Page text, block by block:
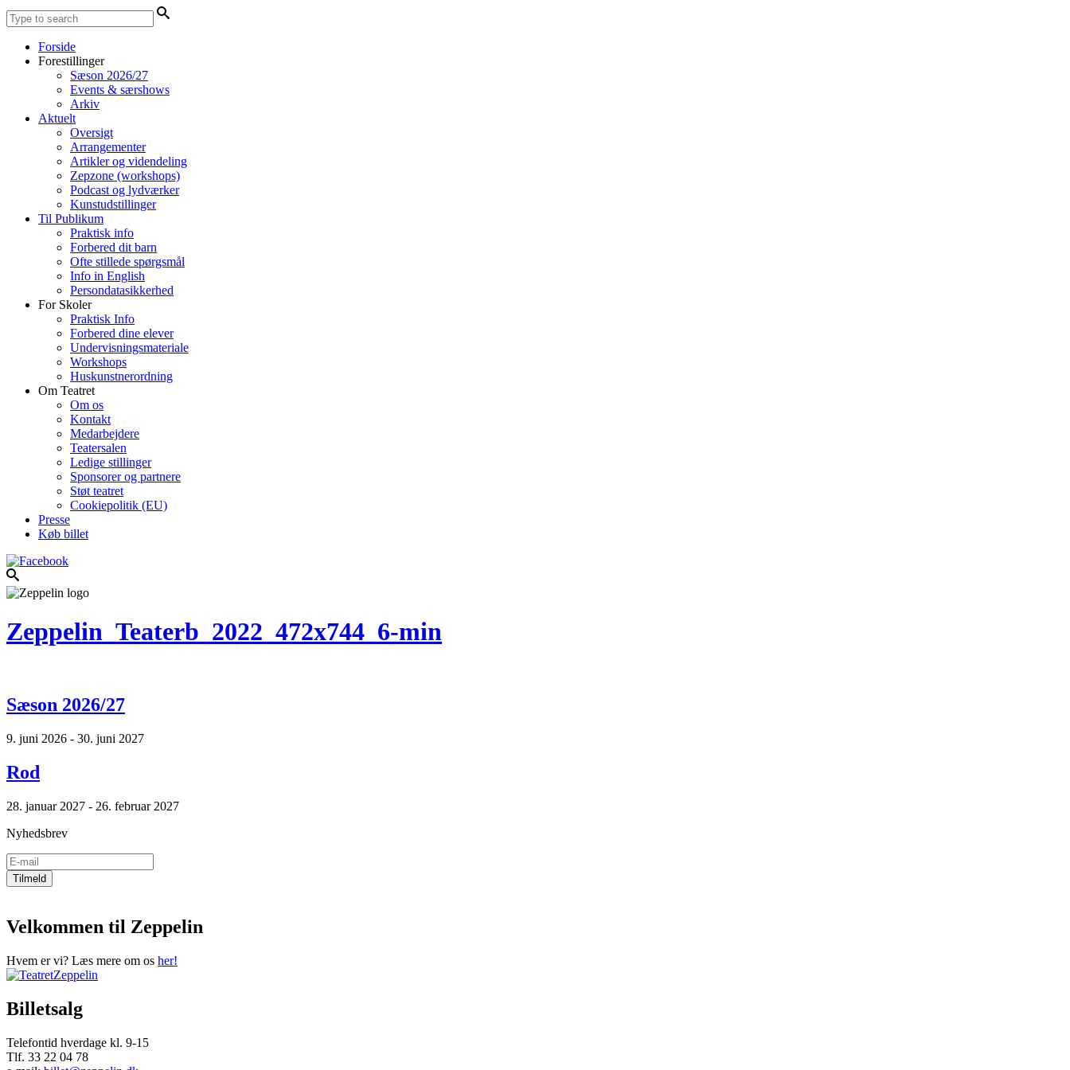
Forside
Forestillinger
Sæson 2026/27
Events & særshows
Arkiv
Aktuelt
Oversigt
Arrangementer
Artikler og videndeling
Zepzone (workshops)
Podcast og lydværker
Kunstudstillinger
Til Publikum
Praktisk info
Forbered dit barn
Ofte stillede spørgsmål
Info in English
Persondatasikkerhed
For Skoler
Praktisk Info
Forbered dine elever
Undervisningsmateriale
Workshops
Huskunstnerordning
Om Teatret
Om os
Kontakt
Medarbejdere
Teatersalen
Ledige stillinger
Sponsorer og partnere
Støt teatret
Cookiepolitik (EU)
Presse
Køb billet
Zeppelin_Teaterb_2022_472x744_6-min
Sæson 2026/27
9. juni 2026 - 30. juni 2027
Rod
28. januar 2027 - 26. februar 2027
Nyhedsbrev
Velkommen til Zeppelin
Hvem er vi? Læs mere om os her!
Billetsalg
Telefontid hverdage kl. 9-15
Tlf. 33 22 04 78